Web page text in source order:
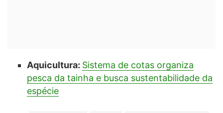
Aquicultura: Sistema de cotas organiza
pesca da tainha e busca sustentabilidade da
espécie